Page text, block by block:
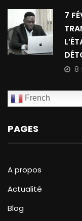
7
8
French
PAGES
A propos
Actualité
Blog